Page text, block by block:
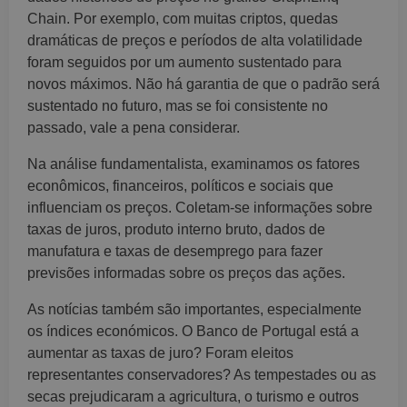
Chain. Por exemplo, com muitas criptos, quedas
dramáticas de preços e períodos de alta volatilidade
foram seguidos por um aumento sustentado para
novos máximos. Não há garantia de que o padrão será
sustentado no futuro, mas se foi consistente no
passado, vale a pena considerar.
Na análise fundamentalista, examinamos os fatores
econômicos, financeiros, políticos e sociais que
influenciam os preços. Coletam-se informações sobre
taxas de juros, produto interno bruto, dados de
manufatura e taxas de desemprego para fazer
previsões informadas sobre os preços das ações.
As notícias também são importantes, especialmente
os índices económicos. O Banco de Portugal está a
aumentar as taxas de juro? Foram eleitos
representantes conservadores? As tempestades ou as
secas prejudicaram a agricultura, o turismo e outros